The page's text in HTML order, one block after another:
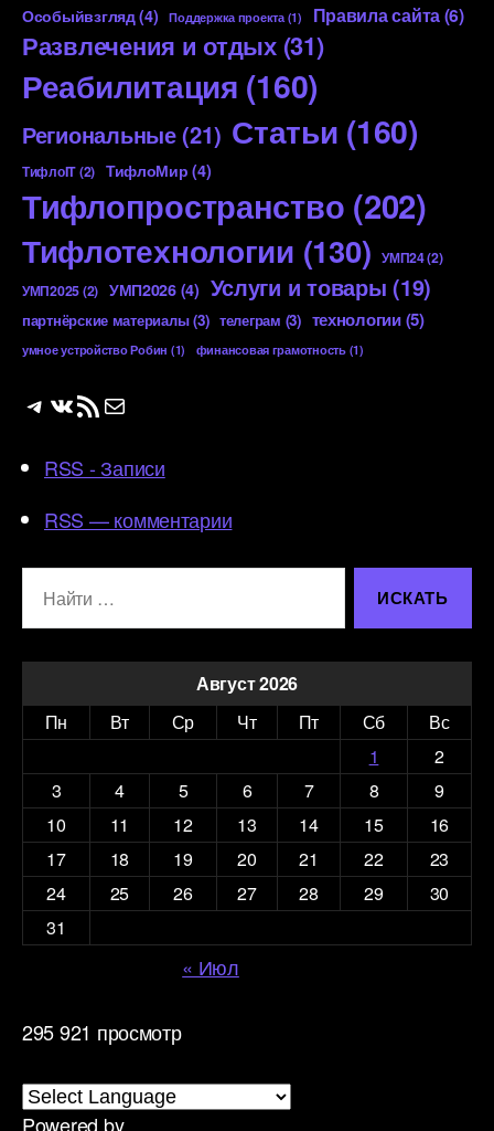
Особыйвзгляд(4) Поддержка проекта(1) Правила сайта(6)
Развлечения и отдых(31)
Реабилитация (160)
Региональные(21) Статьи (160)
ТифлоIT(2) ТифлоМир (4)
Тифлопространство (202)
Тифлотехнологии (130) УМП24(2)
УМП2025(2) УМП2026(4) Услуги и товары (19)
партнёрские материалы(3) телеграм (3) технологии(5)
умное устройство Робин (1) финансовая грамотность(1)
Telegram
ВКонтакте
RSS-лентаПочта
RSS - Записи
RSS — комментарии
Август 2026
Пн
Вт Ср Чт Пт Сб
Вс
1
2
3
4 5 6 7 8
9
10
11 12 13 14 15
16
17
18 19 20 21 22
23
24
25 26 27 28 29
30
31
« Июл
295 921 просмотр
Powered by